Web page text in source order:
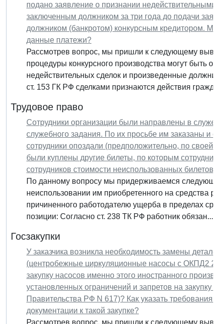
подано заявление о признании
заключенным должником за три года до подачи
должником (банкротом) конкурсным кредитором.
данные платежи?
Рассмотрев вопрос, мы пришли к следующему
процедуры конкурсного производства могут быть
недействительных сделок и произведенные
ст. 153 ГК РФ сделками признаются действия
Трудовое право
Сотрудники организации были направлены в
служебного задания. По их просьбе им заказаны и
сотрудники опоздали (предположительно, по своей
были куплены другие билеты, по которым
сотрудников стоимости неиспользованных билетов
По данному вопросу мы придерживаемся
неиспользовании им приобретенного на средства
причиненного работодателю ущерба в пределах
позиции: Согласно ст. 238 ТК РФ работник обязан...
Госзакупки
У заказчика возникла необходимость замены
(центробежные циркуляционные насосы с ОКПД2
закупку насосов именно этого иностранного
установленных ограничений и запретов на
Правительства РФ N 617)? Как указать требования
документации к такой закупке?